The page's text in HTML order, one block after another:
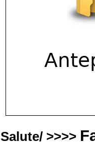
Salute/ >>>>